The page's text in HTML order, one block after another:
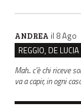
ANDREA il 8 Ago
Mah.. c’è chi riceve
va a capir, in ogni